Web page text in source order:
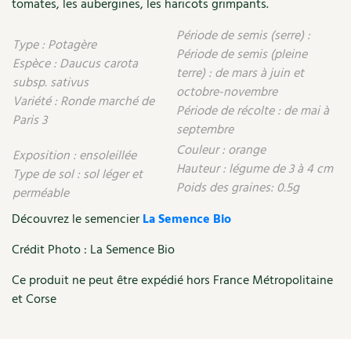
Soins et cosmétiques au naturel
Société et alternatives
Vivre l’écologie
Protéger la nature
Autonomie
Enfants
Les 4 saisons
tomates, les aubergines, les haricots grimpants.
Type : Potagère
Espèce : Daucus carota
subsp. sativus
Variété : Ronde marché de
Paris 3
Période de semis (serre) :
Période de semis (pleine
terre) : de mars à juin et
octobre-novembre
Période de récolte : de mai à
septembre
Exposition : ensoleillée
Type de sol : sol léger et
perméable
Couleur : orange
Hauteur : légume de 3 à 4 cm
Poids des graines: 0.5g
Découvrez le semencierLa Semence Bio
Crédit Photo : La Semence Bio
Ce produit ne peut être expédié hors France Métropolitaine
et Corse